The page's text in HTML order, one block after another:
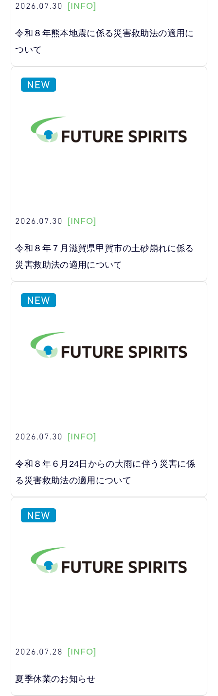
2026.07.30 [INFO]
令和８年熊本地震に係る災害救助法の適用に
ついて
2026.07.30 [INFO]
令和８年７月滋賀県甲賀市の土砂崩れに係る
災害救助法の適用について
2026.07.30 [INFO]
令和８年６月24日からの大雨に伴う災害に係
る災害救助法の適用について
2026.07.28 [INFO]
夏季休業のお知らせ